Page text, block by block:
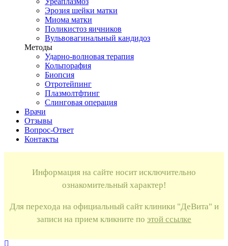
Эрозия шейки матки
Миома матки
Поликистоз яичников
Вульвовагинальный кандидоз
Методы
Ударно-волновая терапия
Кольпорафия
Биопсия
Отротейпинг
Плазмолтфтинг
Слинговая операция
Врачи
Отзывы
Вопрос-Ответ
Контакты
Информация на сайте носит исключительно
ознакомительный характер!
Для перехода на официальный сайт клиники "ДеВита" и
записи на прием кликните по этой ссылке